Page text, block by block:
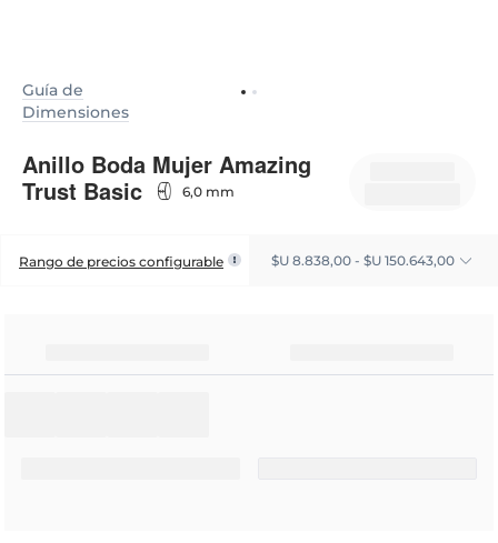
Guía de
Dimensiones
Anillo Boda Mujer Amazing
Trust Basic
6,0 mm
Rango de precios configurable $U 8.838,00 - $U 150.643,00